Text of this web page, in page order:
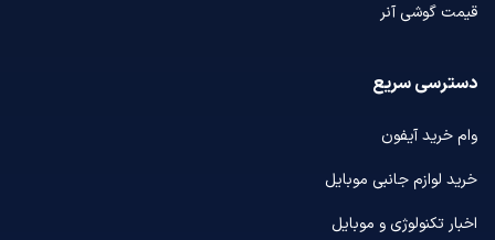
قیمت گوشی آنر
دسترسی سریع
وام خرید آیفون
خرید لوازم جانبی موبایل
اخبار تکنولوژی و موبایل